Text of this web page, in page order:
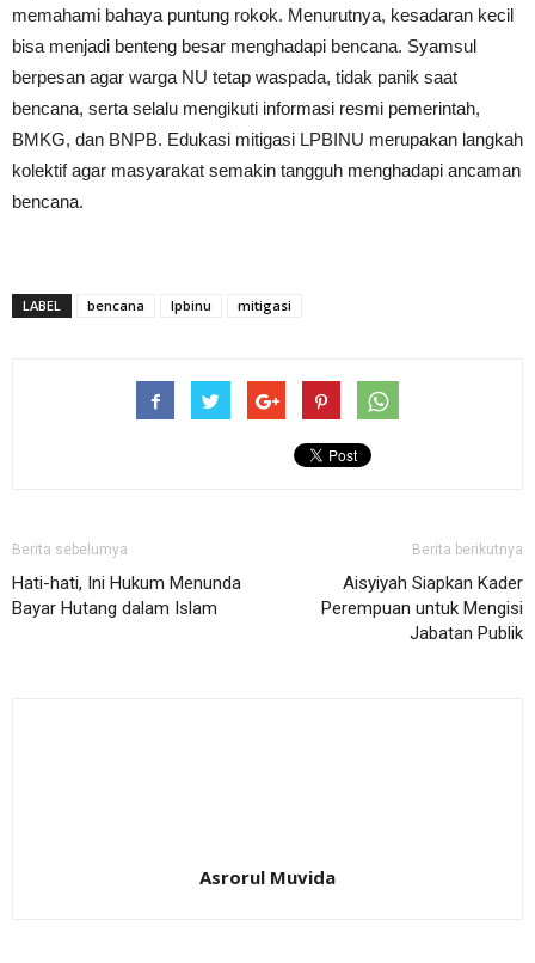
memahami bahaya puntung rokok. Menurutnya, kesadaran kecil
bisa menjadi benteng besar menghadapi bencana. Syamsul
berpesan agar warga NU tetap waspada, tidak panik saat
bencana, serta selalu mengikuti informasi resmi pemerintah,
BMKG, dan BNPB. Edukasi mitigasi LPBINU merupakan langkah
kolektif agar masyarakat semakin tangguh menghadapi ancaman
bencana.
LABEL bencana lpbinu mitigasi
Berita sebelumya
Hati-hati, Ini Hukum Menunda
Bayar Hutang dalam Islam
Berita berikutnya
Aisyiyah Siapkan Kader
Perempuan untuk Mengisi
Jabatan Publik
Asrorul Muvida